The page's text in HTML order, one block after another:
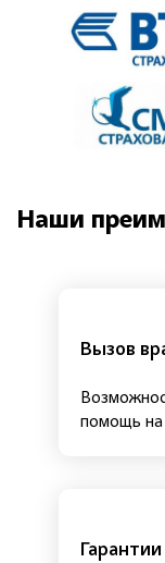
Наши
Вызов
помощь на
Гарантии